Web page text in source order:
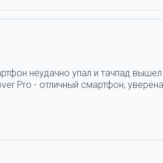
неудачно упал и тачпад
Pro - отличный смартфон,